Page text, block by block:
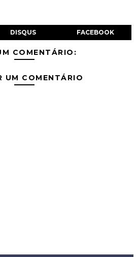
DISQUS FACEBOOK
COMENTÁRIO:
UM COMENTÁRIO